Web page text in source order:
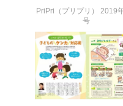
PriPri（プリプリ） 2019
号